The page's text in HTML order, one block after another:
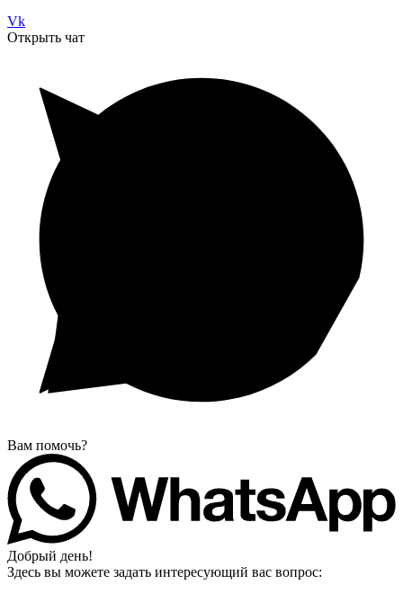
Vk
Открыть чат
Вам помочь?
Добрый день!
Здесь вы можете задать интересующий вас вопрос: